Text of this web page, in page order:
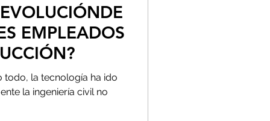
EMPLEADOS
todo, la tecnología ha ido
la ingeniería civil no